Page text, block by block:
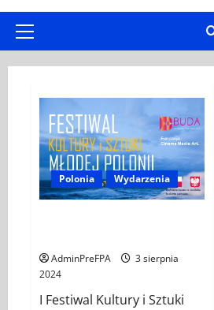
Menu
Polonia Wydarzenia
AdminPreFPA
3 sierpnia
2024
I Festiwal Kultury i Sztuki